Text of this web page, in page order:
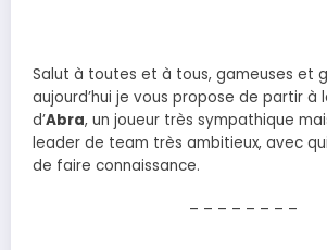
Salut à toutes et à tous, gameuses et
aujourd’hui je vous propose de partir à
d’Abra, un joueur très sympathique
leader de team très ambitieux, avec
de faire connaissance.
– – – – – – – –